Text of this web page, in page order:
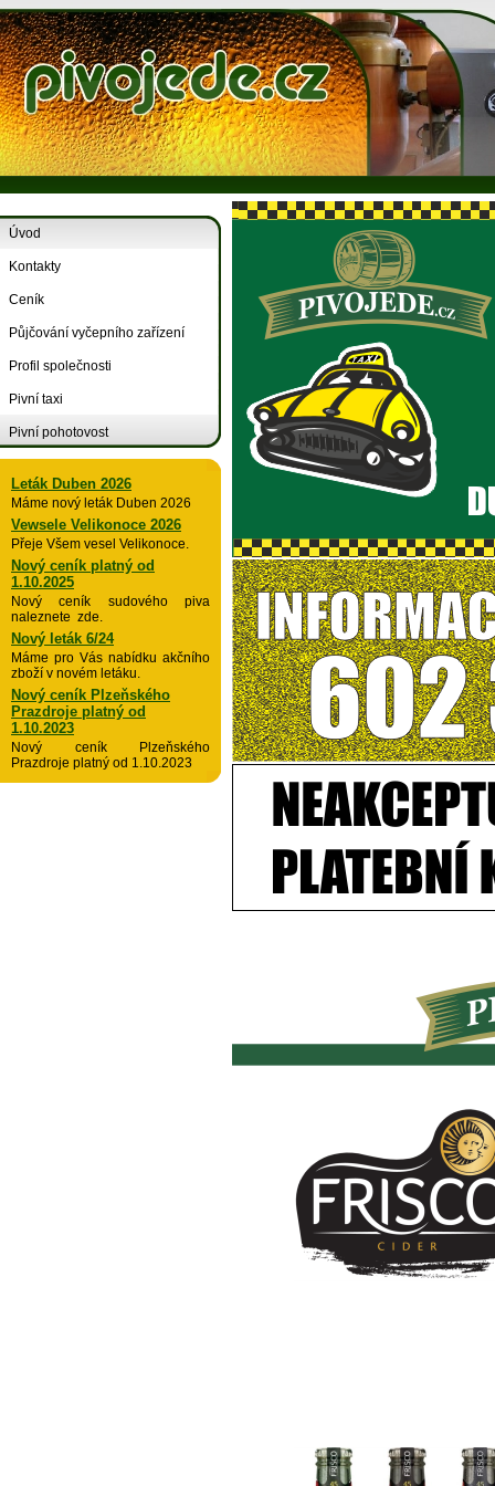
Úvod
Kontakty
Ceník
Půjčování vyčepního zařízení
Profil společnosti
Pivní taxi
Pivní pohotovost
Leták Duben 2026
Máme nový leták Duben 2026
Vewsele Velikonoce 2026
Přeje Všem vesel Velikonoce.
Nový ceník platný od
1.10.2025
Nový ceník sudového piva
naleznete zde.
Nový leták 6/24
Máme pro Vás nabídku akčního
zboží v novém letáku.
Nový ceník Plzeňského
Prazdroje platný od
1.10.2023
Nový ceník Plzeňského
Prazdroje platný od 1.10.2023